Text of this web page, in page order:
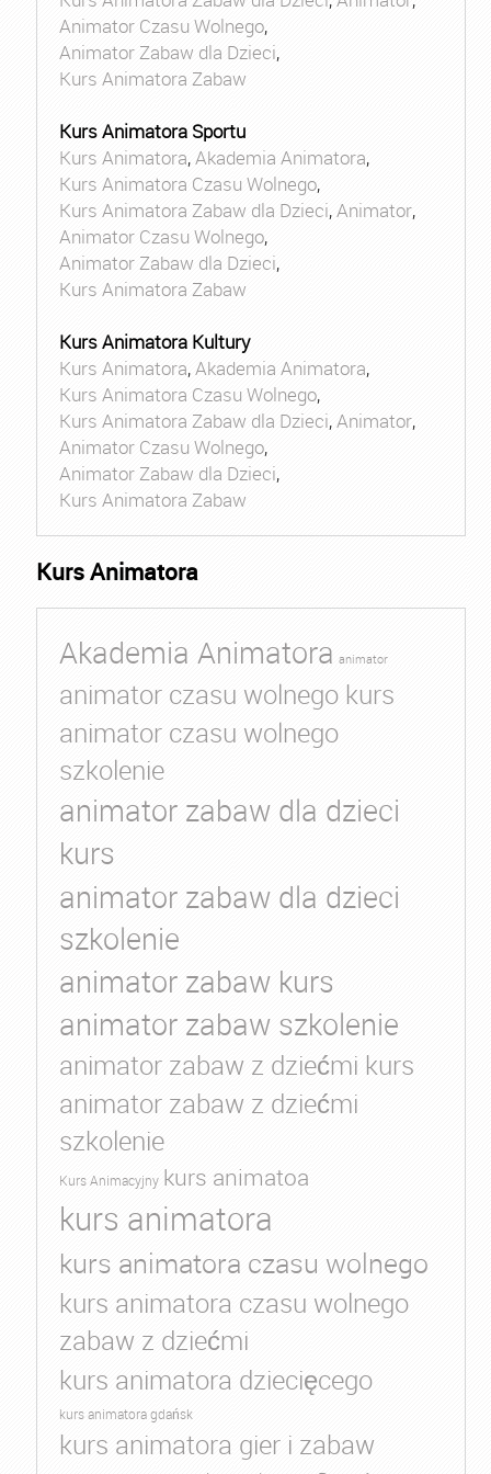
Animator Czasu Wolnego,
Animator Zabaw dla Dzieci,
Kurs Animatora Zabaw
Kurs Animatora Sportu
Kurs Animatora,Akademia Animatora,
Kurs Animatora Czasu Wolnego,
Kurs Animatora Zabaw dla Dzieci,Animator,
Animator Czasu Wolnego,
Animator Zabaw dla Dzieci,
Kurs Animatora Zabaw
Kurs Animatora Kultury
Kurs Animatora,Akademia Animatora,
Kurs Animatora Czasu Wolnego,
Kurs Animatora Zabaw dla Dzieci,Animator,
Animator Czasu Wolnego,
Animator Zabaw dla Dzieci,
Kurs Animatora Zabaw
Kurs Animatora
Akademia Animatora animator
animator czasu wolnego kurs
animator czasu wolnego
szkolenie
animator zabaw dla dzieci
kurs
animator zabaw dla dzieci
szkolenie
animator zabaw kurs
animator zabaw szkolenie
animator zabaw z dziećmi kurs
animator zabaw z dziećmi
szkolenie
Kurs Animacyjny kurs animatoa
kurs animatora
kurs animatora czasu wolnego
kurs animatora czasu wolnego
zabaw z dziećmi
kurs animatora dziecięcego
kurs animatora gdańsk
kurs animatora gier i zabaw